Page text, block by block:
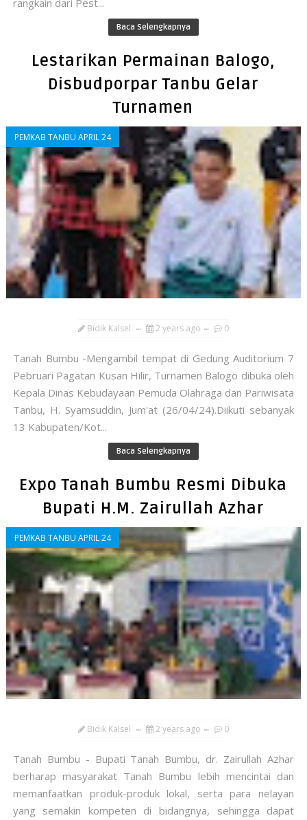
rangkain dari Pest...
Baca Selengkapnya
Lestarikan Permainan Balogo,
Disbudporpar Tanbu Gelar
Turnamen
PEMKAB TANBU APRIL 24
Bidik Kalsel 2 years ago 0
Tanah Bumbu -Mengambil tempat di Gedung Auditorium 7
Pebruari Pagatan Kusan Hilir, Turnamen Balogo dibuka oleh
Kepala Dinas Kebudayaan Pemuda Olahraga dan Pariwisata
Tanbu, H. Syamsuddin, Jum'at (26/04/24).Diikuti sebanyak
13 Kabupaten/Kot...
Baca Selengkapnya
Expo Tanah Bumbu Resmi Dibuka
Bupati H.M. Zairullah Azhar
PEMKAB TANBU APRIL 24
Bidik Kalsel 2 years ago 0
Tanah Bumbu - Bupati Tanah Bumbu, dr. Zairullah Azhar
berharap masyarakat Tanah Bumbu lebih mencintai dan
memanfaatkan produk-produk lokal, serta para nelayan
yang semakin kompeten di bidangnya, sehingga dapat